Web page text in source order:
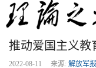
推动爱国主义教
2022-08-11 来源: 解放军报